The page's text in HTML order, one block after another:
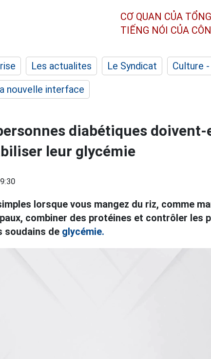
CƠ QUAN CỦA
TIẾNG NÓI CỦA
Les actualites Le Syndicat Culture
nouvelle interface
diabétiques doivent-
leur glycémie
lorsque vous mangez du riz, comme
combiner des protéines et contrôler les
soudains de glycémie.